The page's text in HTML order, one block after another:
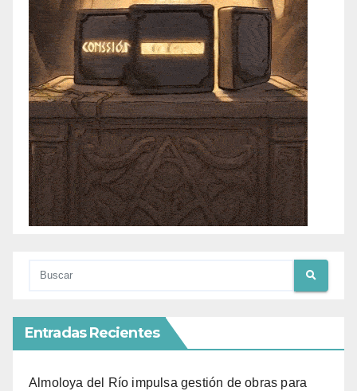
Entradas Recientes
Almoloya del Río impulsa gestión de obras para